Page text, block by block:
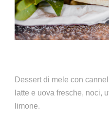
Dessert di mele con
latte e uova fresche, noci,
limone.